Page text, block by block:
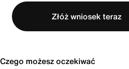
Złóż wniosek teraz
Czego możesz oczekiwać